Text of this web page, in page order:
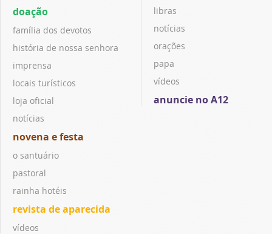
doação
família dos devotos
história de nossa senhora
imprensa
locais turísticos
loja oficial
notícias
novena e festa
o santuário
pastoral
rainha hotéis
revista de aparecida
vídeos
libras
notícias
orações
papa
vídeos
anuncie no A12